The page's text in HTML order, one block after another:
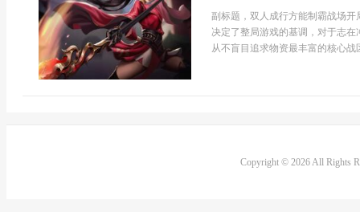
副标题，双人成行方能制霸战场
决定了整局游戏的基调，对于志
从不盲目追求物资最丰富的核心战
Copyright © 2026 All Rights